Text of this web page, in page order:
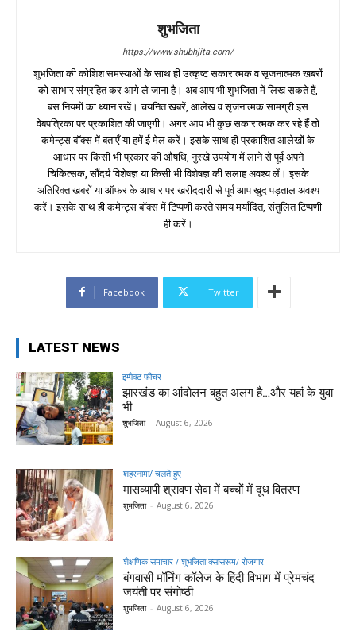
शुभजिता
https://www.shubhjita.com/
शुभजिता की कोशिश समस्याओं के साथ ही उत्कृष्ट सकारात्मक व सृजनात्मक खबरों
को साभार संग्रहित कर आगे ले जाना है। अब आप भी शुभजिता में लिख सकते हैं,
बस नियमों का ध्यान रखें। चयनित खबरें, आलेख व सृजनात्मक सामग्री इस
वेबपत्रिका पर प्रकाशित की जाएगी। अगर आप भी कुछ सकारात्मक कर रहे हैं तो
कमेन्ट्स बॉक्स में बताएँ या हमें ई मेल करें। इसके साथ ही प्रकाशित आलेखों के
आधार पर किसी भी प्रकार की औषधि, नुस्खे उपयोग में लाने से पूर्व अपने
चिकित्सक, सौंदर्य विशेषज्ञ या किसी भी विशेषज्ञ की सलाह अवश्य लें। इसके
अतिरिक्त खबरों या ऑफर के आधार पर खरीददारी से पूर्व आप खुद पड़ताल अवश्य
करें। इसके साथ ही कमेन्ट्स बॉक्स में टिप्पणी करते समय मर्यादित, संतुलित टिप्पणी
ही करें।
Facebook Twitter
LATEST NEWS
इम्पैक्ट फीचर
झारखंड का आंदोलन बहुत अलग है…और यहां के युवा
भी
शुभजिता - August 6, 2026
शहरनामा/ चलते हुए
मासव्यापी श्रावण सेवा में बच्चों में दूध वितरण
शुभजिता - August 6, 2026
शैक्षणिक समाचार / शुभजिता क्सासरूम/ रोजगार
बंगवासी मॉर्निंग कॉलेज के हिंदी विभाग में प्रेमचंद
जयंती पर संगोष्ठी
शुभजिता - August 6, 2026